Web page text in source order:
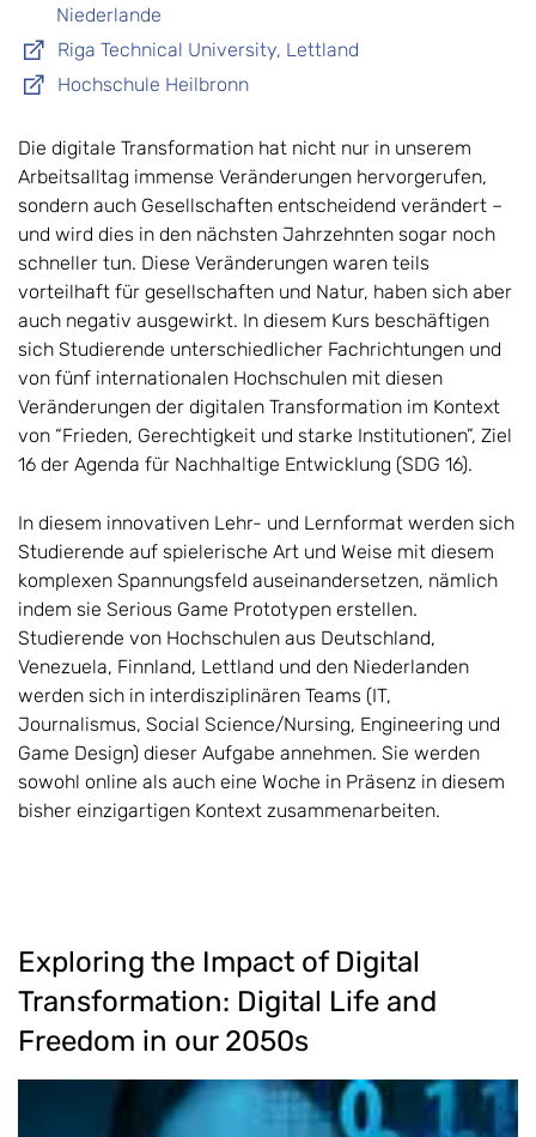
Niederlande
Riga Technical University, Lettland
Hochschule Heilbronn
Die digitale Transformation hat nicht nur in unserem
Arbeitsalltag immense Veränderungen hervorgerufen,
sondern auch Gesellschaften entscheidend verändert –
und wird dies in den nächsten Jahrzehnten sogar noch
schneller tun. Diese Veränderungen waren teils
vorteilhaft für gesellschaften und Natur, haben sich aber
auch negativ ausgewirkt. In diesem Kurs beschäftigen
sich Studierende unterschiedlicher Fachrichtungen und
von fünf internationalen Hochschulen mit diesen
Veränderungen der digitalen Transformation im Kontext
von “Frieden, Gerechtigkeit und starke Institutionen”, Ziel
16 der Agenda für Nachhaltige Entwicklung (SDG 16).
In diesem innovativen Lehr- und Lernformat werden sich
Studierende auf spielerische Art und Weise mit diesem
komplexen Spannungsfeld auseinandersetzen, nämlich
indem sie Serious Game Prototypen erstellen.
Studierende von Hochschulen aus Deutschland,
Venezuela, Finnland, Lettland und den Niederlanden
werden sich in interdisziplinären Teams (IT,
Journalismus, Social Science/Nursing, Engineering und
Game Design) dieser Aufgabe annehmen. Sie werden
sowohl online als auch eine Woche in Präsenz in diesem
bisher einzigartigen Kontext zusammenarbeiten.
Exploring the Impact of Digital
Transformation: Digital Life and
Freedom in our 2050s